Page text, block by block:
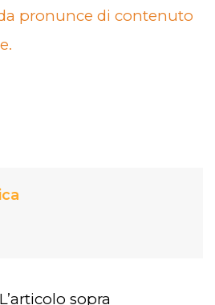
pronunce di contenuto
L’articolo sopra